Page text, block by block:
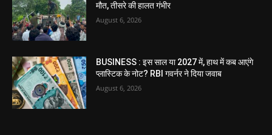
मौत, तीसरे की हालत गंभीर
August 6, 2026
BUSINESS : इस साल या 2027 में, हाथ में कब आएंगे
प्लास्टिक के नोट? RBI गवर्नर ने दिया जवाब
August 6, 2026